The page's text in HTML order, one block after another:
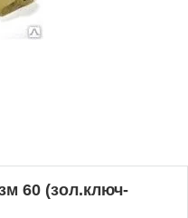
60 (зол.ключ-